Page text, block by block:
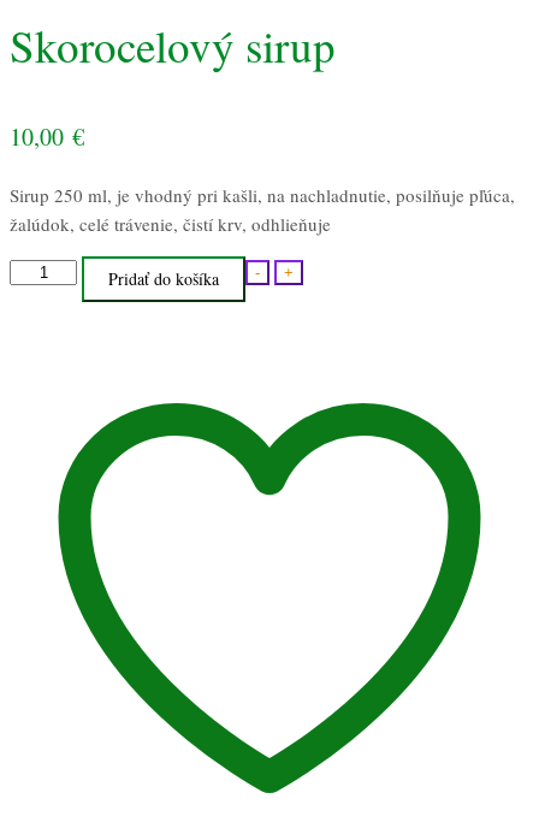
Skorocelový sirup
10,00 €
Sirup 250 ml, je vhodný pri kašli, na nachladnutie, posilňuje pľúca,
žalúdok, celé trávenie, čistí krv, odhlieňuje
-
množstvo
Skorocelový
+
Pridať do košíka